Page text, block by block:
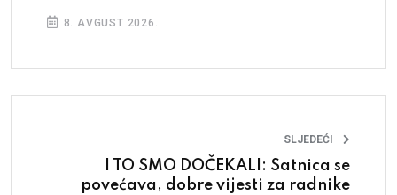
8. AVGUST 2026.
SLJEDEĆI
I TO SMO DOČEKALI: Satnica se
povećava, dobre vijesti za radnike